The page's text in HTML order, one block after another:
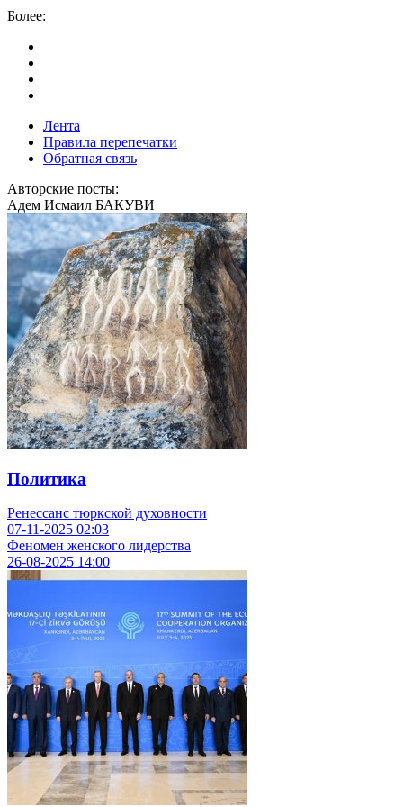
Более:
Лента
Правила перепечатки
Обратная связь
Авторские посты:
Адем Исмаил БАКУВИ
Политика
Ренессанс тюркской духовности
07-11-2025 02:03
Феномен женского лидерства
26-08-2025 14:00